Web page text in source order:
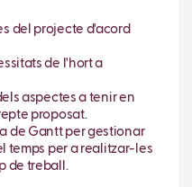
del projecte d'acord
de l'hort a
aspectes a tenir en
proposat.
de Gantt per gestionar
temps per a realitzar-les
de treball.